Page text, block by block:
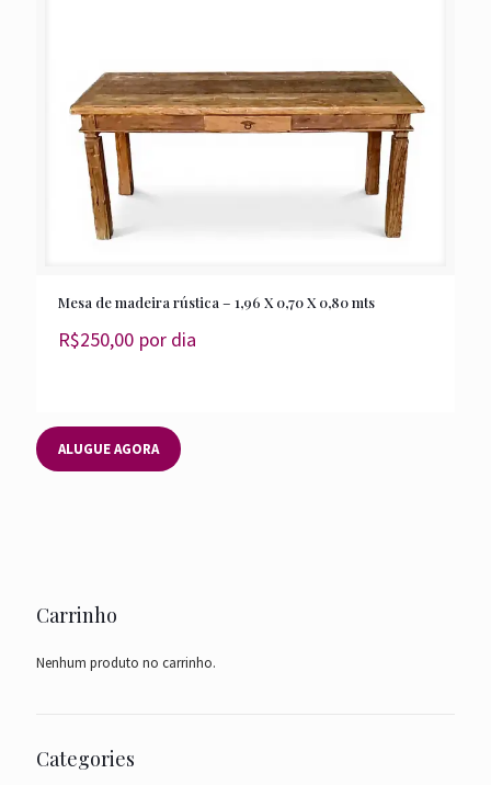
Mesa de madeira rústica – 1,96 X 0,70 X 0,80 mts
R$250,00 por dia
ALUGUE AGORA
Carrinho
Nenhum produto no carrinho.
Categories